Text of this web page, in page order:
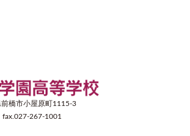
橋市小屋原町1115-3
267-1001